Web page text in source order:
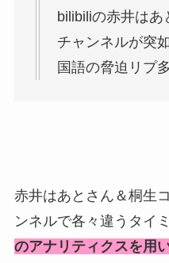
bilibiliの赤井はあ
チャンネルが突
国語の脅迫リプ
赤井はあとさん＆桐生
ンネルで各々違うタイ
のアナリティクスを用